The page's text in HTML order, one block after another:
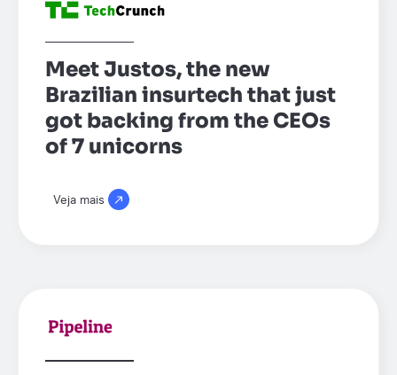
Meet Justos, the new
Brazilian insurtech that just
got backing from the CEOs
of 7 unicorns
Veja mais